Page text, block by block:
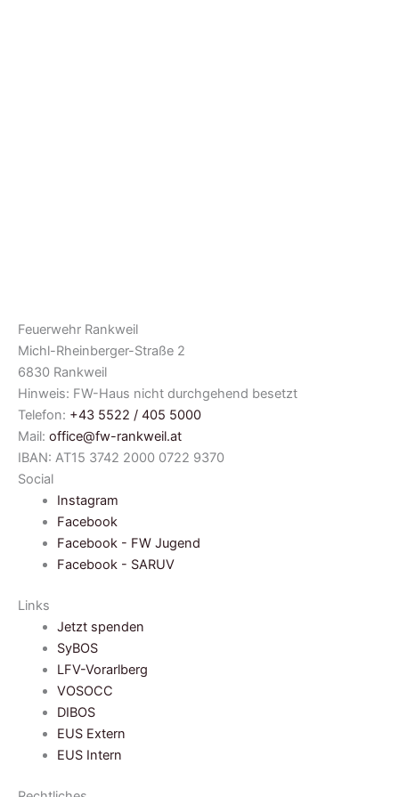
Feuerwehr Rankweil
Michl-Rheinberger-Straße 2
6830 Rankweil
Hinweis: FW-Haus nicht durchgehend besetzt
Telefon: +43 5522 / 405 5000
Mail: office@fw-rankweil.at
IBAN: AT15 3742 2000 0722 9370
Social
Instagram
Facebook
Facebook - FW Jugend
Facebook - SARUV
Links
Jetzt spenden
SyBOS
LFV-Vorarlberg
VOSOCC
DIBOS
EUS Extern
EUS Intern